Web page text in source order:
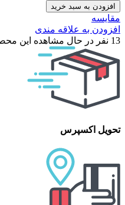
افزودن به سبد خرید
مقایسه
افزودن به علاقه مندی
13 نفر در حال مشاهده این
تحویل اکسپرس